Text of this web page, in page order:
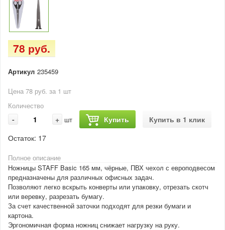
78 руб.
Артикул 235459
Цена 78 руб. за 1 шт
Количество
- + шт Купить
Купить в 1 клик
Остаток: 17
Полное описание
Ножницы STAFF Basic 165 мм, чёрные, ПВХ чехол с европодвесом
предназначены для различных офисных задач.
Позволяют легко вскрыть конверты или упаковку, отрезать скотч
или веревку, разрезать бумагу.
За счет качественной заточки подходят для резки бумаги и
картона.
Эргономичная форма ножниц снижает нагрузку на руку.